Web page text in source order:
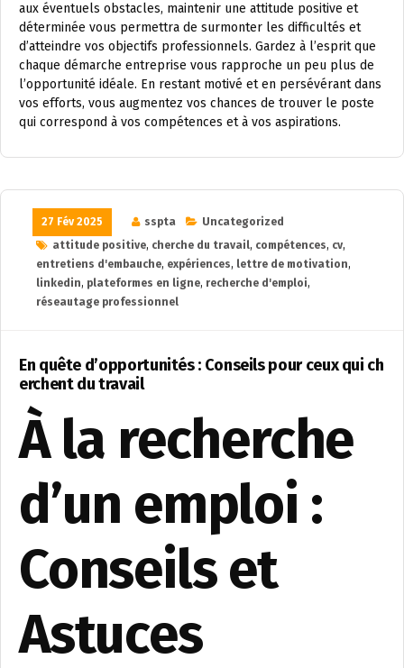
aux éventuels obstacles, maintenir une attitude positive et
déterminée vous permettra de surmonter les difficultés et
d’atteindre vos objectifs professionnels. Gardez à l’esprit que
chaque démarche entreprise vous rapproche un peu plus de
l’opportunité idéale. En restant motivé et en persévérant dans
vos efforts, vous augmentez vos chances de trouver le poste
qui correspond à vos compétences et à vos aspirations.
27 Fév 2025 sspta
Uncategorized
attitude positive, cherche du travail, compétences, cv,
entretiens d'embauche, expériences, lettre de motivation,
linkedin, plateformes en ligne, recherche d'emploi,
réseautage professionnel
En quête d’opportunités : Conseils pour ceux qui ch
erchent du travail
À la recherche
d’un emploi :
Conseils et
Astuces